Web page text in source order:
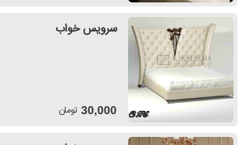
سرویس خواب
30,000 تومان